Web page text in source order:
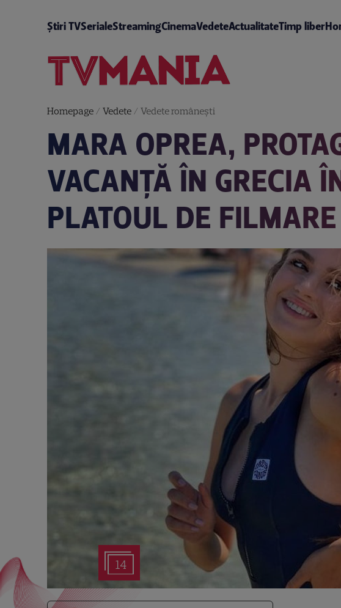
Știri TVSerialeStreamingCinemaVedeteActualitateTimp liber
Homepage/ Vedete/ Vedete româneşti
MARA OPREA,
VACANŢĂ ÎN GRECIA
PLATOUL DE FILMARE
14